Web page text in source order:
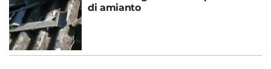
di amianto